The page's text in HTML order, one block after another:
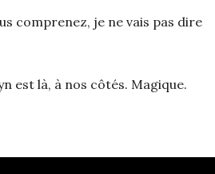
comprenez, je ne vais pas dire
est là, à nos côtés. Magique.